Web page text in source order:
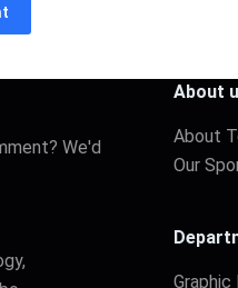
We'd
About
About
Our
Graphic